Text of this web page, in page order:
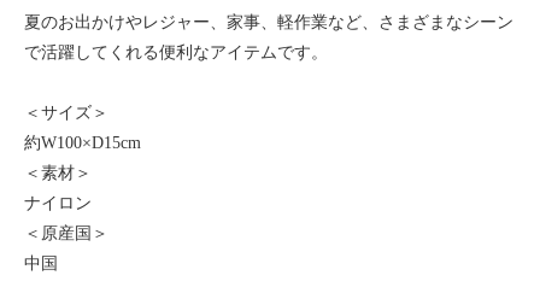
夏のお出かけやレジャー、家事、軽作業など、さまざまなシーン
で活躍してくれる便利なアイテムです。
＜サイズ＞
約W100×D15cm
＜素材＞
ナイロン
＜原産国＞
中国